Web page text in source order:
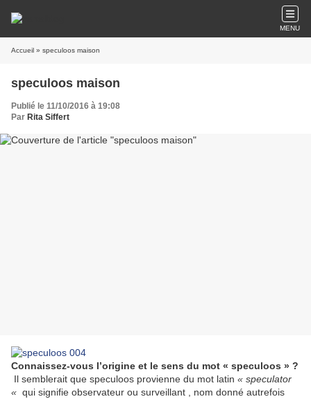
MENU
Accueil » speculoos maison
speculoos maison
Publié le 11/10/2016 à 19:08
Par Rita Siffert
Connaissez-vous l’origine et le sens du mot « speculoos » ?
Il semblerait que speculoos provienne du mot latin « speculator
« qui signifie observateur ou surveillant , nom donné autrefois